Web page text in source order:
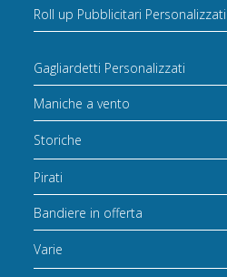
Roll up Pubblicitari Personalizzati
Gagliardetti Personalizzati
Maniche a vento
Storiche
Pirati
Bandiere in offerta
Varie